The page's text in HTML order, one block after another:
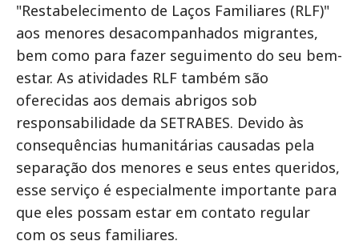
"Restabelecimento de Laços Familiares (RLF)"
aos menores desacompanhados migrantes,
bem como para fazer seguimento do seu bem-
estar. As atividades RLF também são
oferecidas aos demais abrigos sob
responsabilidade da SETRABES. Devido às
consequências humanitárias causadas pela
separação dos menores e seus entes queridos,
esse serviço é especialmente importante para
que eles possam estar em contato regular
com os seus familiares.